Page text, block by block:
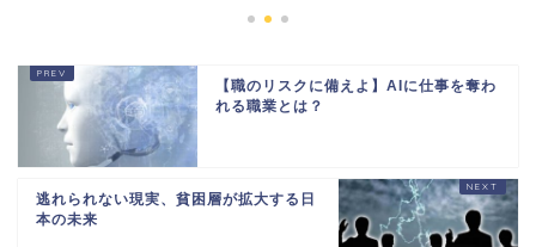
【職のリスクに備えよ】AIに仕事を奪わ
れる職業とは？
逃れられない現実、貧困層が拡大する日
本の未来